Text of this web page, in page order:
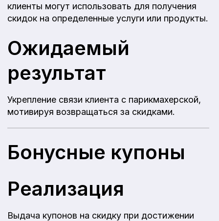
клиенты могут использовать для получения
скидок на определенные услуги или продукты.
Ожидаемый
результат
Укрепление связи клиента с парикмахерской,
мотивируя возвращаться за скидками.
Бонусные купоны
Реализация
Выдача купонов на скидку при достижении